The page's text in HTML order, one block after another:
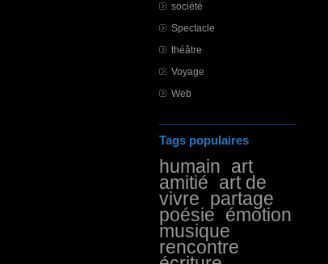
société
Spectacle
théâtre
Voyage
Web
Tags populaires
humain art
amitié art de
vivre partage
poésie émotion
musique
rencontre